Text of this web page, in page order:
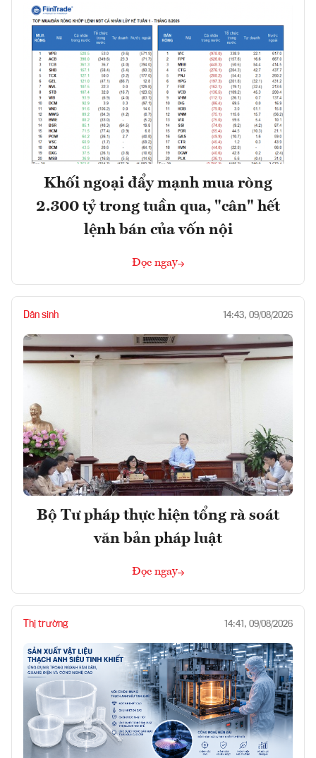
Khối ngoại đẩy mạnh mua ròng
2.300 tỷ trong tuần qua, "cân" hết
lệnh bán của vốn nội
Đọc ngay
Dân sinh 14:43, 09/08/2026
Bộ Tư pháp thực hiện tổng rà soát
văn bản pháp luật
Đọc ngay
Thị trường 14:41, 09/08/2026